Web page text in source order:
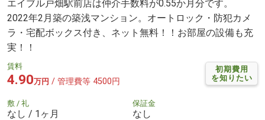
エイブル戸畑駅前店は仲介手数料が0.55か月分です。
2022年2月築の築浅マンション。オートロック・防犯カメ
ラ・宅配ボックス付き、ネット無料！！お部屋の設備も充
実！！
初期費用
を知りたい
賃料
4.90万円 / 管理費等 4500円
敷 / 礼
なし / 1ヶ月
保証金
なし